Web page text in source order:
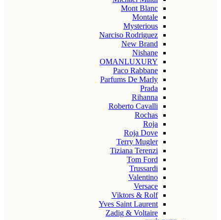
Mont Blanc
Montale
Mysterious
Narciso Rodriguez
New Brand
Nishane
OMANLUXURY
Paco Rabbane
Parfums De Marly
Prada
Rihanna
Roberto Cavalli
Rochas
Roja
Roja Dove
Terry Mugler
Tiziana Terenzi
Tom Ford
Trussardi
Valentino
Versace
Viktors & Rolf
Yves Saint Laurent
Zadig & Voltaire